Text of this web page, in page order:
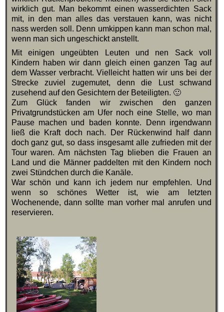
wirklich gut. Man bekommt einen wasserdichten Sack
mit, in den man alles das verstauen kann, was nicht
nass werden soll. Denn umkippen kann man schon mal,
wenn man sich ungeschickt anstellt.
Mit einigen ungeübten Leuten und nen Sack voll
Kindern haben wir dann gleich einen ganzen Tag auf
dem Wasser verbracht. Vielleicht hatten wir uns bei der
Strecke zuviel zugemutet, denn die Lust schwand
zusehend auf den Gesichtern der Beteiligten. 🙂
Zum Glück fanden wir zwischen den ganzen
Privatgrundstücken am Ufer noch eine Stelle, wo man
Pause machen und baden konnte. Denn irgendwann
ließ die Kraft doch nach. Der Rückenwind half dann
doch ganz gut, so dass insgesamt alle zufrieden mit der
Tour waren. Am nächsten Tag blieben die Frauen an
Land und die Männer paddelten mit den Kindern noch
zwei Stündchen durch die Kanäle.
War schön und kann ich jedem nur empfehlen. Und
wenn so schönes Wetter ist, wie am letzten
Wochenende, dann sollte man vorher mal anrufen und
reservieren.